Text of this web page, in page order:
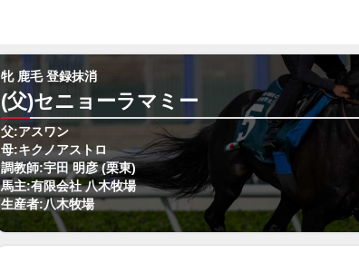
牝 鹿毛 登録抹消
(父)セニョーラマミー
父:アスワン
母:キクノアストロ
調教師:宇田 明彦 (栗東)
馬主:有限会社 八木牧場
生産者:八木牧場